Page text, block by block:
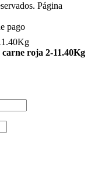
Página
roja 2-11.40Kg